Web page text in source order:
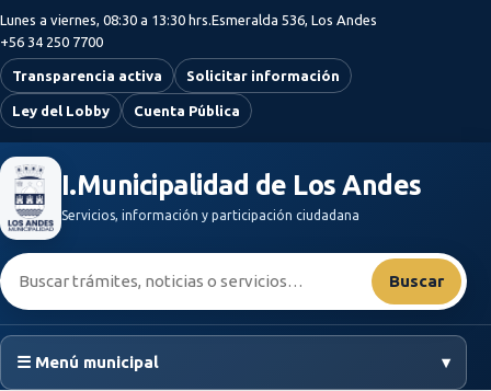
Saltar al contenido principal
Lunes a viernes, 08:30 a 13:30 hrs.Esmeralda 536, Los Andes
+56 34 250 7700
Transparencia activa Solicitar información
Ley del Lobby Cuenta Pública
I.Municipalidad de Los Andes
Servicios, información y participación ciudadana
Buscar:
Buscar
☰ Menú municipal ▾